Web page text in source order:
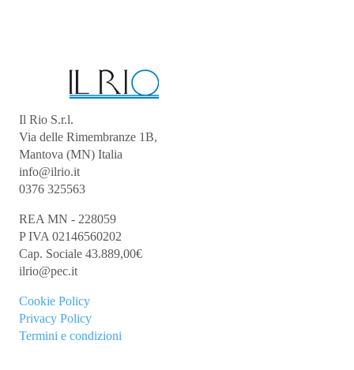
Il Rio S.r.l.
Via delle Rimembranze 1B,
Mantova (MN) Italia
info@ilrio.it
0376 325563
REA MN - 228059
P IVA 02146560202
Cap. Sociale 43.889,00€
ilrio@pec.it
Cookie Policy
Privacy Policy
Termini e condizioni